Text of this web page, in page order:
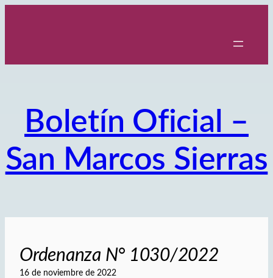
Boletín Oficial –
San Marcos Sierras
Ordenanza N° 1030/2022
16 de noviembre de 2022